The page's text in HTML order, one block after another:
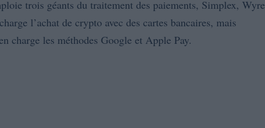
trois géants du traitement des paiements, Simplex, Wyre
l’achat de crypto avec des cartes bancaires, mais
charge les méthodes Google et Apple Pay.